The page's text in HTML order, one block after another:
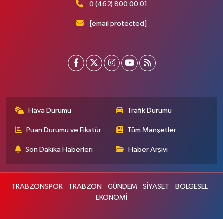
0 (462) 800 00 01
[email protected]
Hava Durumu Trafik Durumu
Puan Durumu ve Fikstür Tüm Manşetler
Son Dakika Haberleri Haber Arşivi
TRABZONSPOR TRABZON GÜNDEM SİYASET
BÖLGESEL
EKONOMİ